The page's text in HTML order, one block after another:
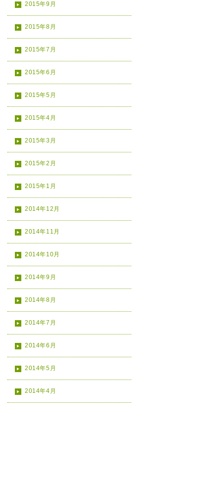
2015年9月
2015年8月
2015年7月
2015年6月
2015年5月
2015年4月
2015年3月
2015年2月
2015年1月
2014年12月
2014年11月
2014年10月
2014年9月
2014年8月
2014年7月
2014年6月
2014年5月
2014年4月